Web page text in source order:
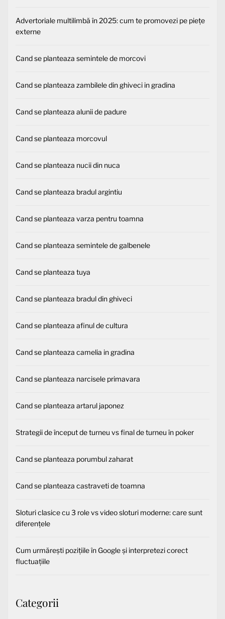
Advertoriale multilimbă în 2025: cum te promovezi pe piețe
externe
Cand se planteaza semintele de morcovi
Cand se planteaza zambilele din ghiveci in gradina
Cand se planteaza alunii de padure
Cand se planteaza morcovul
Cand se planteaza nucii din nuca
Cand se planteaza bradul argintiu
Cand se planteaza varza pentru toamna
Cand se planteaza semintele de galbenele
Cand se planteaza tuya
Cand se planteaza bradul din ghiveci
Cand se planteaza afinul de cultura
Cand se planteaza camelia in gradina
Cand se planteaza narcisele primavara
Cand se planteaza artarul japonez
Strategii de început de turneu vs final de turneu în poker
Cand se planteaza porumbul zaharat
Cand se planteaza castraveti de toamna
Sloturi clasice cu 3 role vs video sloturi moderne: care sunt
diferențele
Cum urmărești pozițiile în Google și interpretezi corect
fluctuațiile
Categorii